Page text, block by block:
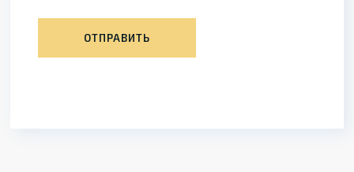
ОТПРАВИТЬ